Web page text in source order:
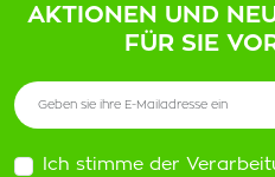
AKTIONEN UND
FÜR SIE
Ich stimme der